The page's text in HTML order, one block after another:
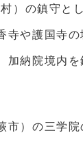
）の鎮守と
寺や護国寺
加納院境内
市）の三学